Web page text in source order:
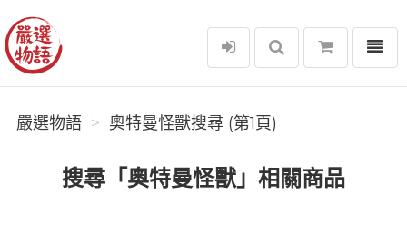
嚴選物語
選單
嚴選物語 奧特曼怪獸搜尋 (第1頁)
搜尋「奧特曼怪獸」相關商品